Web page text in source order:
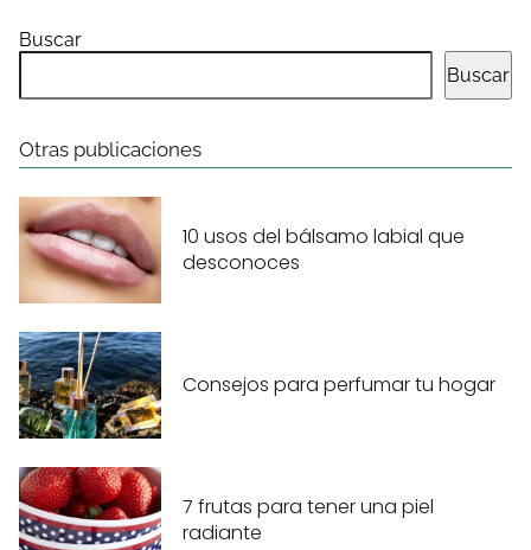
Buscar
Buscar
Otras publicaciones
10 usos del bálsamo labial que
desconoces
Consejos para perfumar tu hogar
7 frutas para tener una piel
radiante